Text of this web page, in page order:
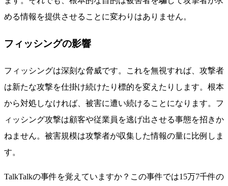
める情報を提供させることに変わりはありません。
フィッシングの影響
フィッシングは深刻な脅威です。これを無視すれば、攻撃者
は新たな攻撃を仕掛け続けたり標的を変えたりします。根本
から対処しなければ、被害に遭い続けることになります。フ
ィッシング攻撃は顧客や従業員を逃げ出させる事態を招きか
ねません。被害規模は攻撃者が収集した情報の量に比例しま
す。
TalkTalkの事件を覚えていますか？この事件では15万7千件の